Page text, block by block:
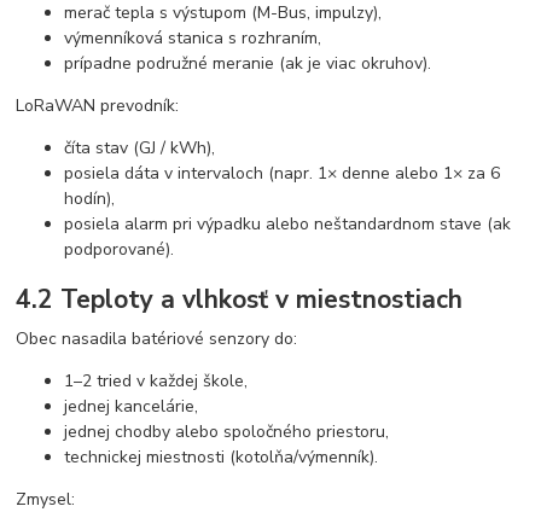
merač tepla s výstupom (M-Bus, impulzy),
výmenníková stanica s rozhraním,
prípadne podružné meranie (ak je viac okruhov).
LoRaWAN prevodník:
číta stav (GJ / kWh),
posiela dáta v intervaloch (napr. 1× denne alebo 1× za 6
hodín),
posiela alarm pri výpadku alebo neštandardnom stave (ak
podporované).
4.2 Teploty a vlhkosť v miestnostiach
Obec nasadila batériové senzory do:
1–2 tried v každej škole,
jednej kancelárie,
jednej chodby alebo spoločného priestoru,
technickej miestnosti (kotolňa/výmenník).
Zmysel: